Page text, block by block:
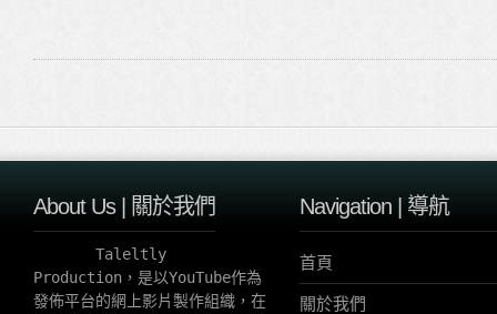
About Us | 關於我們
Taleltly
Production，是以YouTube作為
發佈平台的網上影片製作組織，在
Navigation | 導航
首頁
關於我們